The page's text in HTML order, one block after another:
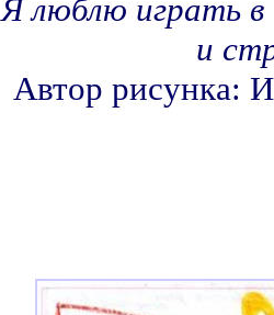
Я люблю играть в
и
Автор рисунка: